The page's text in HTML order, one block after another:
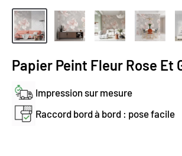
Papier Peint Fleur Rose Et
Impression sur mesure
Raccord bord à bord : pose facile